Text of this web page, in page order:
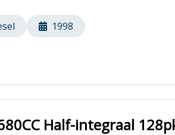
1998
680CC Half-integraal